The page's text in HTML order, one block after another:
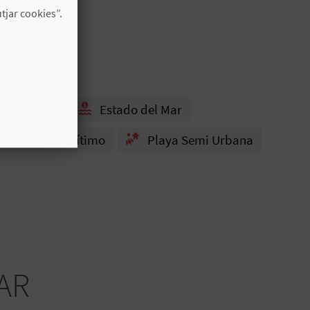
Estado del Mar
Paseo Marítimo
Playa Semi Urbana
cookies”.